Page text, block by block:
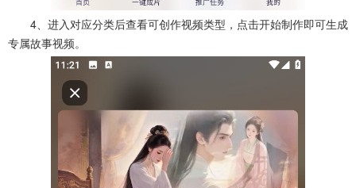
4、进入对应分类后查看可创作视频类型，点击开始制作即可生成
专属故事视频。